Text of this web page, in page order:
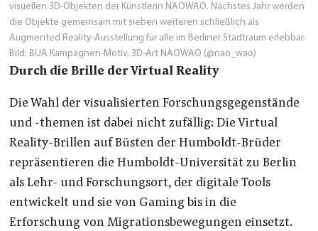
visuellen 3D-Objekten der Künstlerin NAOWAO. Nächstes Jahr werden
die Objekte gemeinsam mit sieben weiteren schließlich als
Augmented Reality-Ausstellung für alle im Berliner Stadtraum erlebbar.
Bild: BUA Kampagnen-Motiv, 3D-Art NAOWAO (@nao_wao)
Durch die Brille der Virtual Reality
Die Wahl der visualisierten Forschungsgegenstände
und -themen ist dabei nicht zufällig: Die Virtual
Reality-Brillen auf Büsten der Humboldt-Brüder
repräsentieren die Humboldt-Universität zu Berlin
als Lehr- und Forschungsort, der digitale Tools
entwickelt und sie von Gaming bis in die
Erforschung von Migrationsbewegungen einsetzt.